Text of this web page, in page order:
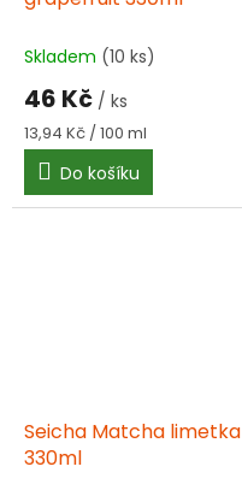
Skladem (10 ks)
46 Kč / ks
Měrná
cena:
13,94 Kč / 100 ml
Do košíku
Seicha Matcha limetka
330ml